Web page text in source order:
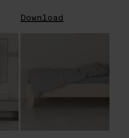
Download